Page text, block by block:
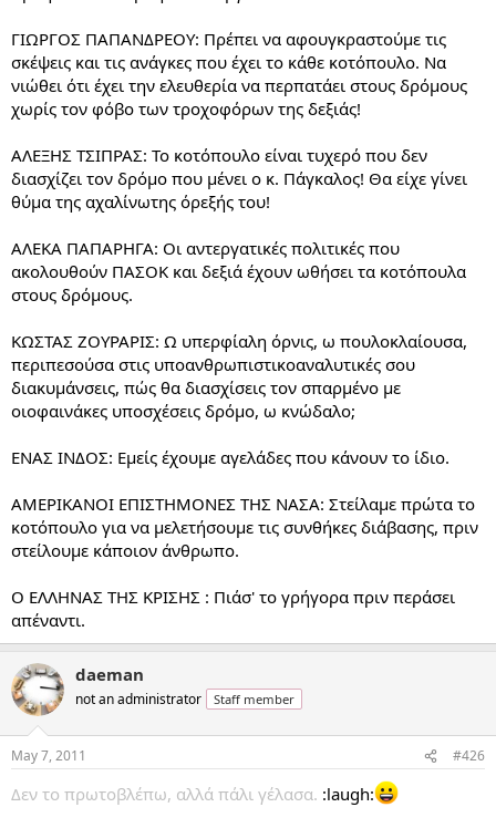
ΓΙΩΡΓΟΣ ΠΑΠΑΝΔΡΕΟΥ: Πρέπει να αφουγκραστούμε τις
σκέψεις και τις ανάγκες που έχει το κάθε κοτόπουλο. Να
νιώθει ότι έχει την ελευθερία να περπατάει στους δρόμους
χωρίς τον φόβο των τροχοφόρων της δεξιάς!
ΑΛΕΞΗΣ ΤΣΙΠΡΑΣ: Το κοτόπουλο είναι τυχερό που δεν
διασχίζει τον δρόμο που μένει ο κ. Πάγκαλος! Θα είχε γίνει
θύμα της αχαλίνωτης όρεξής του!
ΑΛΕΚΑ ΠΑΠΑΡΗΓΑ: Οι αντεργατικές πολιτικές που
ακολουθούν ΠΑΣΟΚ και δεξιά έχουν ωθήσει τα κοτόπουλα
στους δρόμους.
ΚΩΣΤΑΣ ΖΟΥΡΑΡΙΣ: Ω υπερφίαλη όρνις, ω πουλοκλαίουσα,
περιπεσούσα στις υποανθρωπιστικοαναλυτικές σου
διακυμάνσεις, πώς θα διασχίσεις τον σπαρμένο με
οιοφαινάκες υποσχέσεις δρόμο, ω κνώδαλο;
ΕΝΑΣ ΙΝΔΟΣ: Εμείς έχουμε αγελάδες που κάνουν το ίδιο.
ΑΜΕΡΙΚΑΝΟΙ ΕΠΙΣΤΗΜΟΝΕΣ ΤΗΣ ΝΑΣΑ: Στείλαμε πρώτα το
κοτόπουλο για να μελετήσουμε τις συνθήκες διάβασης, πριν
στείλουμε κάποιον άνθρωπο.
Ο ΕΛΛΗΝΑΣ ΤΗΣ ΚΡΙΣΗΣ : Πιάσ' το γρήγορα πριν περάσει
απέναντι.
daeman
not an administrator Staff member
May 7, 2011 #426
Δεν το πρωτοβλέπω, αλλά πάλι γέλασα. :laugh: